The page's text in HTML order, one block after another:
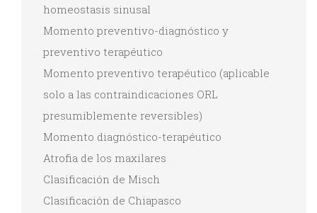
homeostasis sinusal
Momento preventivo-diagnóstico y
preventivo terapéutico
Momento preventivo terapéutico (aplicable
solo a las contraindicaciones ORL
presumiblemente reversibles)
Momento diagnóstico-terapéutico
Atrofia de los maxilares
Clasificación de Misch
Clasificación de Chiapasco